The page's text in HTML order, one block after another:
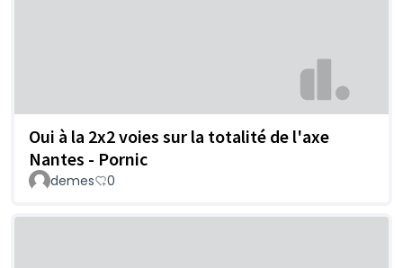
Oui à la 2x2 voies sur la totalité de l'axe
Nantes - Pornic
demes 0